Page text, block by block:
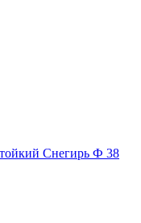
Снегирь Ф 38